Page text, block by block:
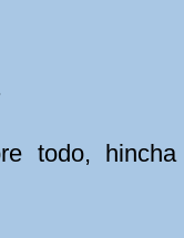
todo,